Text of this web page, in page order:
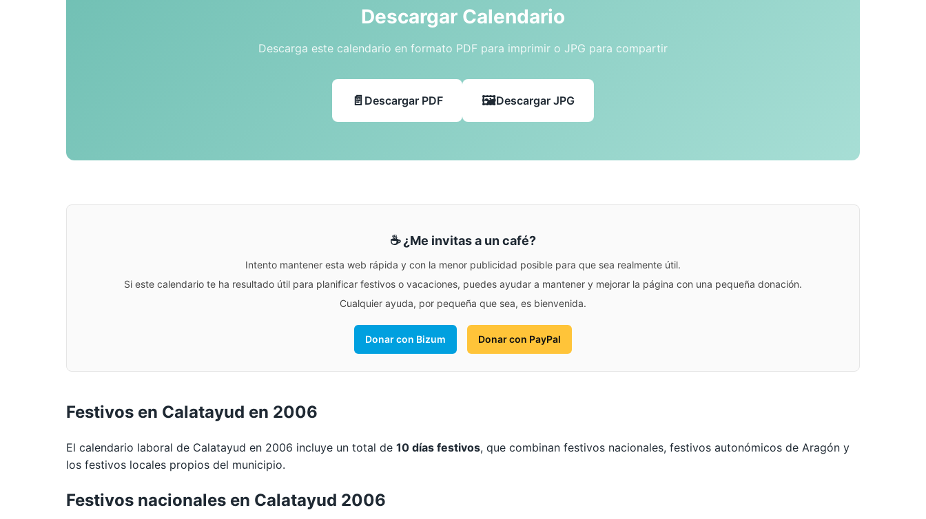
Descargar Calendario
Descarga este calendario en formato PDF para imprimir o JPG para compartir
Descargar PDF Descargar JPG
☕ ¿Me invitas a un café?
Intento mantener esta web rápida y con la menor publicidad posible para que sea realmente útil.
Si este calendario te ha resultado útil para planificar festivos o vacaciones, puedes ayudar a mantener y mejorar la página con una pequeña donación.
Cualquier ayuda, por pequeña que sea, es bienvenida.
Donar con Bizum Donar con PayPal
Festivos en Calatayud en 2006
El calendario laboral de Calatayud en 2006 incluye un total de 10 días festivos, que combinan festivos nacionales, festivos autonómicos de Aragón y
los festivos locales propios del municipio.
Festivos nacionales en Calatayud 2006